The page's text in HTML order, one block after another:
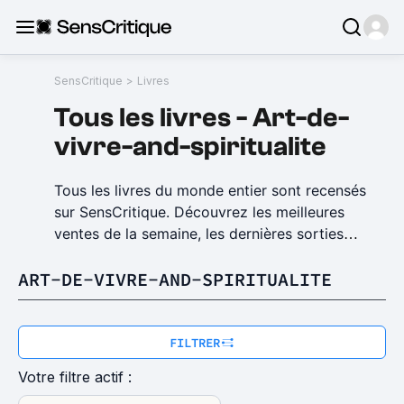
SensCritique > Livres
Tous les livres-Art-de-
vivre-and-spiritualite
Tous les livres du monde entier sont recensés
sur SensCritique. Découvrez les meilleures
ventes de la semaine, les dernières sorties
l'actualité littéraire. SensCritique vous permet
de découvrir des livres à lire susceptibles de
découvrez le Top 100 livres, les meilleurs polars,
les meilleurs livres de SF, avec la possibilité de
noter, de classer, de faire votre Top 10 livres et
ART-DE-VIVRE-AND-SPIRITUALITE
FILTRER
Votre filtre actif :